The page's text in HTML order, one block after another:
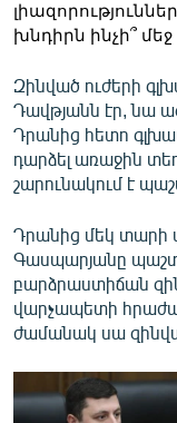
խնդիրն ինչի՞ մեջ
Զինված ուժերի
Դավթյանն էր, նա
Դրանից հետո
դարձել առաջին
շարունակում է
Դրանից մեկ տարի
Գասպարյանը
բարձրաստիճան
վարչապետի
ժամանակ սա